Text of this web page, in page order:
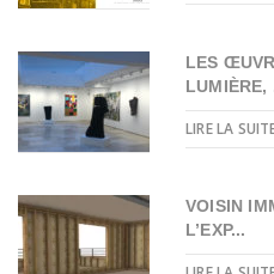
LES
LUMIÈRE,
LIRE LA
VOISIN
L’EXP...